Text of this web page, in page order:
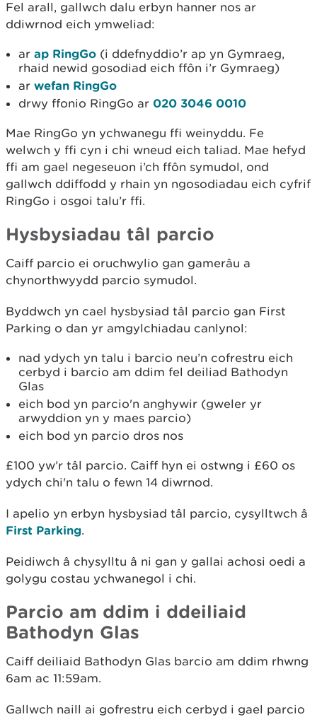
Fel arall, gallwch dalu erbyn hanner nos ar
ddiwrnod eich ymweliad:
ar ap RingGo (i ddefnyddio’r ap yn Gymraeg,
rhaid newid gosodiad eich ffôn i’r Gymraeg)
ar wefan RingGo
drwy ffonio RingGo ar 020 3046 0010
Mae RingGo yn ychwanegu ffi weinyddu. Fe
welwch y ffi cyn i chi wneud eich taliad. Mae hefyd
ffi am gael negeseuon i’ch ffôn symudol, ond
gallwch ddiffodd y rhain yn ngosodiadau eich cyfrif
RingGo i osgoi talu’r ffi.
Hysbysiadau tâl parcio
Caiff parcio ei oruchwylio gan gamerâu a
chynorthwyydd parcio symudol.
Byddwch yn cael hysbysiad tâl parcio gan First
Parking o dan yr amgylchiadau canlynol:
nad ydych yn talu i barcio neu’n cofrestru eich
cerbyd i barcio am ddim fel deiliad Bathodyn
Glas
eich bod yn parcio'n anghywir (gweler yr
arwyddion yn y maes parcio)
eich bod yn parcio dros nos
£100 yw’r tâl parcio. Caiff hyn ei ostwng i £60 os
ydych chi'n talu o fewn 14 diwrnod.
I apelio yn erbyn hysbysiad tâl parcio, cysylltwch â
First Parking.
Peidiwch â chysylltu â ni gan y gallai achosi oedi a
golygu costau ychwanegol i chi.
Parcio am ddim i ddeiliaid
Bathodyn Glas
Caiff deiliaid Bathodyn Glas barcio am ddim rhwng
6am ac 11:59am.
Gallwch naill ai gofrestru eich cerbyd i gael parcio